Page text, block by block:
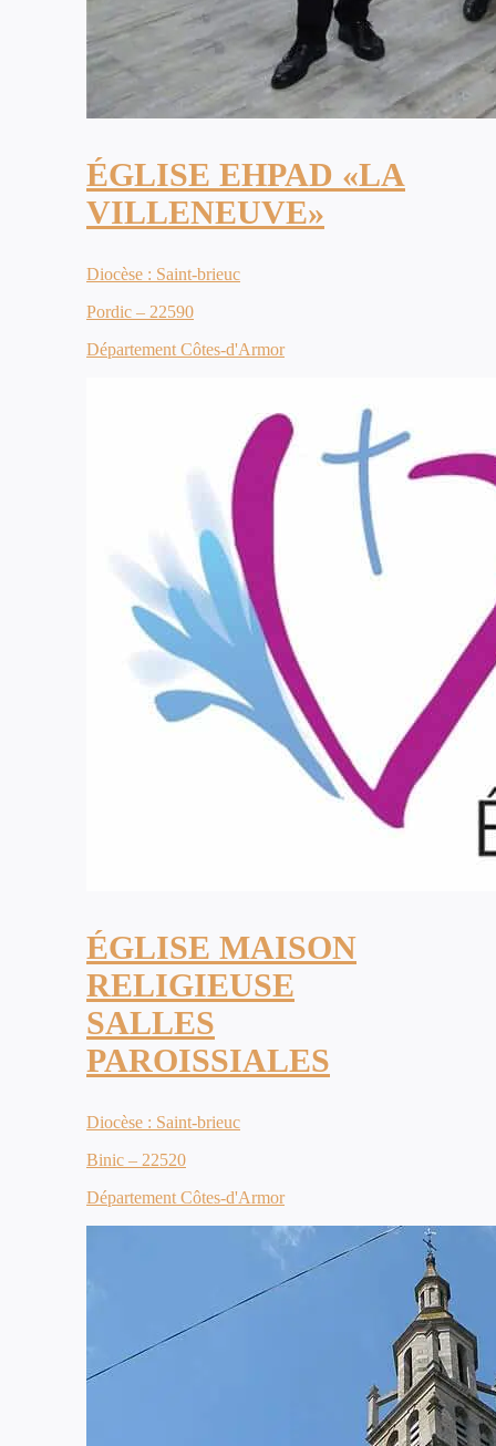
ÉGLISE EHPAD «LA
VILLENEUVE»
Diocèse : Saint-brieuc
Pordic – 22590
Département Côtes-d'Armor
ÉGLISE MAISON
RELIGIEUSE
SALLES
PAROISSIALES
Diocèse : Saint-brieuc
Binic – 22520
Département Côtes-d'Armor